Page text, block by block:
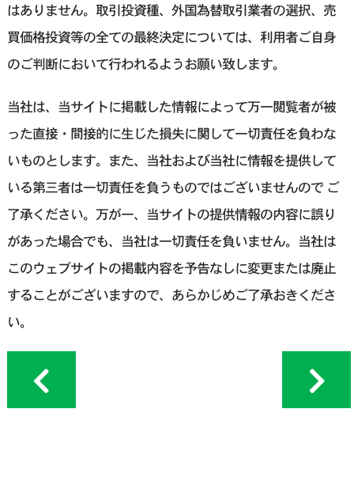
はありません。取引投資種、外国為替取引業者の選択、売
買価格投資等の全ての最終決定については、利用者ご自身
のご判断において行われるようお願い致します。
当社は、当サイトに掲載した情報によって万一閲覧者が被
った直接・間接的に生じた損失に関して一切責任を負わな
いものとします。また、当社および当社に情報を提供して
いる第三者は一切責任を負うものではございませんので ご
了承ください。万が一、当サイトの提供情報の内容に誤り
があった場合でも、当社は一切責任を負いません。当社は
このウェブサイトの掲載内容を予告なしに変更または廃止
することがございますので、あらかじめご了承おきくださ
い。